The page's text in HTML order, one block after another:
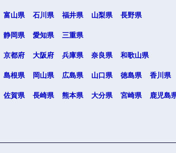
富山県 石川県 福井県 山梨県 長野県
静岡県 愛知県 三重県
京都府 大阪府 兵庫県 奈良県 和歌山県
島根県 岡山県 広島県 山口県 徳島県 香川県
佐賀県 長崎県 熊本県 大分県 宮崎県 鹿児島